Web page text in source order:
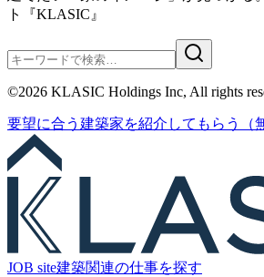
ト『KLASIC』
©2026 KLASIC Holdings Inc, All rights
要望に合う 建築家を紹介 してもらう （
JOB site建築関連の仕事を探す